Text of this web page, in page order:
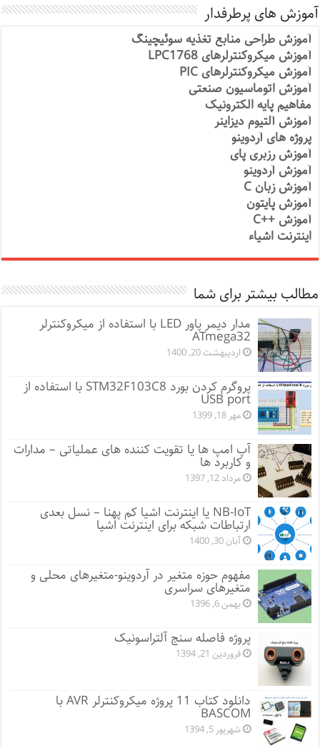
آموزش های پرطرفدار
آموزش طراحی منابع تغذیه سوئیچینگ
آموزش میکروکنترلرهای LPC1768
آموزش میکروکنترلرهای PIC
آموزش اتوماسیون صنعتی
مفاهیم پایه الکترونیک
آموزش آلتیوم دیزاینر
پروژه های آردوینو
آموزش رزبری پای
آموزش آردوینو
آموزش زبان C
آموزش پایتون
آموزش ++C
اینترنت اشیاء
مطالب بیشتر برای شما
مدار دیمر پاور LED با استفاده از میکروکنترلر
ATmega32
اردیبهشت 20, 1400
پروگرم کردن بورد STM32F103C8 با استفاده از
USB port
مهر 18, 1399
آپ امپ ها یا تقویت کننده های عملیاتی – مدارات
و کاربرد ها
مرداد 12, 1397
NB-IoT یا اینترنت اشیا کم پهنا – نسل بعدی
ارتباطات شبکه برای اینترنت اشیا
آبان 30, 1400
مفهوم حوزه متغیر در آردوینو-متغیرهای محلی و
متغیرهای سراسری
بهمن 6, 1396
پروژه فاصله سنج آلتراسونیک
فروردین 21, 1394
دانلود کتاب 11 پروژه میکروکنترلر AVR با
BASCOM
شهریور 5, 1394